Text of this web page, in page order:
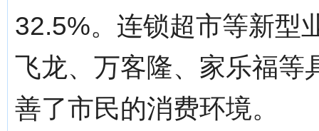
32.5%。连锁超市等新型
飞龙、万客隆、家乐福等
善了市民的消费环境。